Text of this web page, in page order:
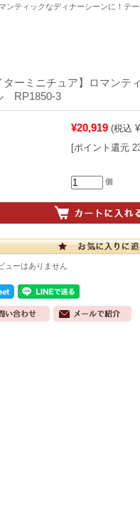
ンティックなディナーシーンに！テ
ターミニチュア】ロマンテ
RP1850-3
¥20,919 (税込
[ポイント還元
個
ューはありません